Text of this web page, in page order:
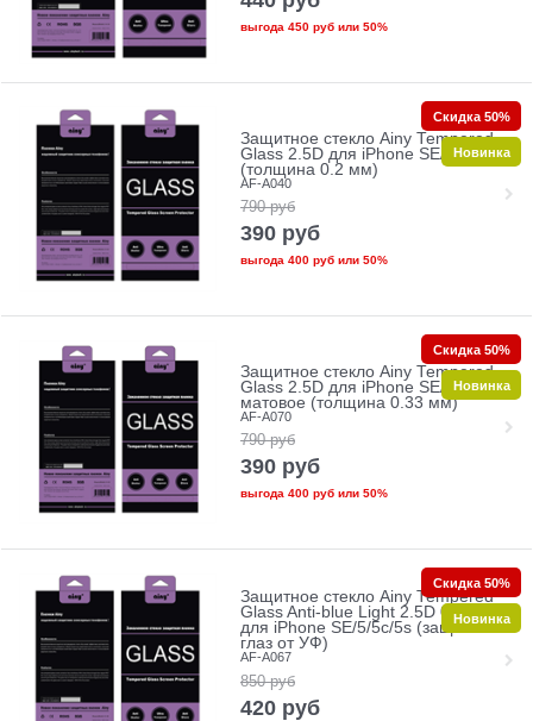
выгода 450 рубили 50%
Защитное стекло Ainy Tempered
Glass 2.5D для iPhone SE/5/5c/5s
(толщина 0.2 мм)
AF-A040
790 руб
390 руб
выгода 400 рубили 50%
Скидка 50%
Новинка
Защитное стекло Ainy Tempered
Glass 2.5D для iPhone SE/5/5c/5s
матовое (толщина 0.33 мм)
AF-A070
790 руб
390 руб
выгода 400 рубили 50%
Скидка 50%
Новинка
Защитное стекло Ainy Tempered
Glass Anti-blue Light 2.5D 0.33mm
для iPhone SE/5/5c/5s (защита
глаз от УФ)
AF-A067
850 руб
420 руб
Скидка 50%
Новинка